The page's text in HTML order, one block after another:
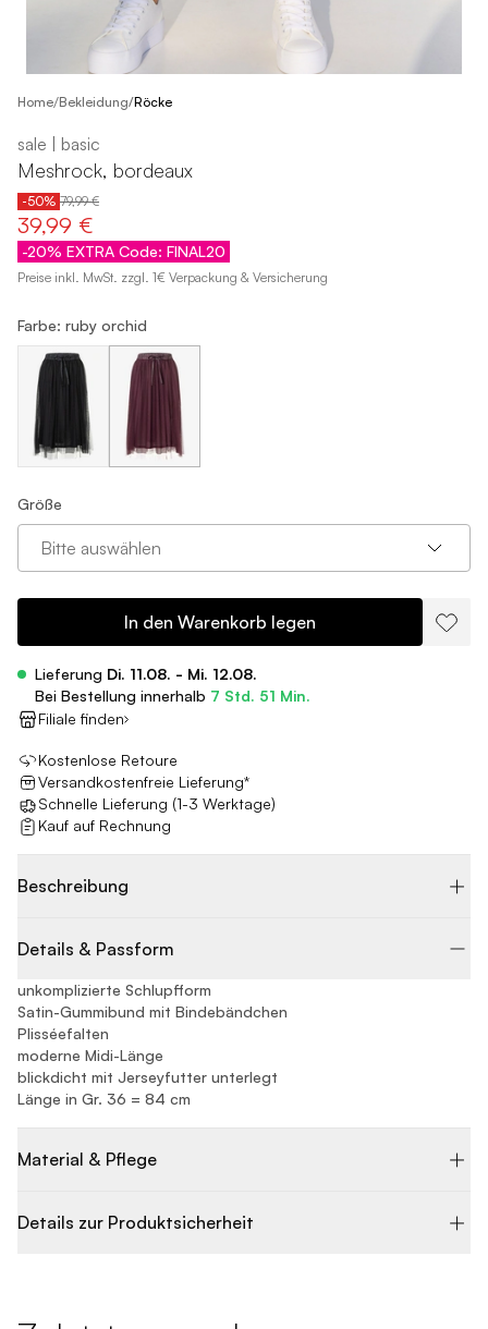
Home/Bekleidung/Röcke
sale | basic
Meshrock, bordeaux
-50% 79,99 €
39,99 €
-20% EXTRA Code: FINAL20
Preise inkl. MwSt. zzgl. 1€ Verpackung & Versicherung
Farbe: ruby orchid
Größe
Bitte auswählen
In den Warenkorb legen
Lieferung Di. 11.08. - Mi. 12.08.
Bei Bestellung innerhalb 7 Std. 51 Min.
Filiale finden
Kostenlose Retoure
Versandkostenfreie Lieferung*
Schnelle Lieferung (1-3 Werktage)
Kauf auf Rechnung
Beschreibung
Details & Passform
unkomplizierte Schlupfform
Satin-Gummibund mit Bindebändchen
Plisséefalten
moderne Midi-Länge
blickdicht mit Jerseyfutter unterlegt
Länge in Gr. 36 = 84 cm
Material & Pflege
Details zur Produktsicherheit